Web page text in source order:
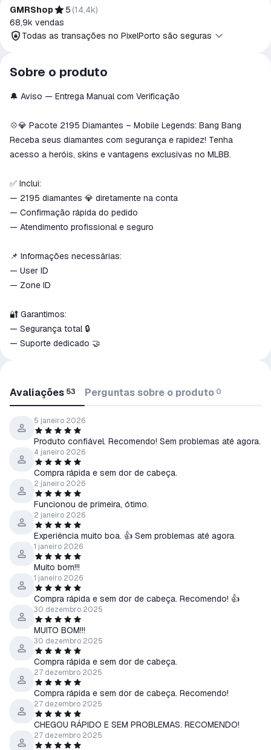
GMRShop 5 (14,4k)
68,9k vendas
Todas as transações no PixelPorto são seguras
Todas as transações no PixelPorto são
seguras
O dinheiro é reservado na conta PixelPorto
não for recebido ou não corresponder à
descrição.
Sobre o produto
🔔 Aviso — Entrega Manual com Verificação
💠💎 Pacote 2195 Diamantes – Mobile Legends: Bang Bang
Receba seus diamantes com segurança e rapidez! Tenha
acesso a heróis, skins e vantagens exclusivas no MLBB.
✅ Inclui:
— 2195 diamantes 💎 diretamente na conta
— Confirmação rápida do pedido
— Atendimento profissional e seguro
📌 Informações necessárias:
— User ID
— Zone ID
🔐 Garantimos:
— Segurança total 🔒
— Suporte dedicado 🤝
Avaliações 53 Perguntas sobre o produto 0
5 janeiro 2026
Produto confiável. Recomendo! Sem problemas até agora.
4 janeiro 2026
Compra rápida e sem dor de cabeça.
2 janeiro 2026
Funcionou de primeira, ótimo.
2 janeiro 2026
Experiência muito boa. 👍 Sem problemas até agora.
1 janeiro 2026
Muito bom!!!
1 janeiro 2026
Compra rápida e sem dor de cabeça. Recomendo! 👍
30 dezembro 2025
MUITO BOM!!!
30 dezembro 2025
Compra rápida e sem dor de cabeça.
27 dezembro 2025
Compra rápida e sem dor de cabeça. Recomendo!
27 dezembro 2025
CHEGOU RÁPIDO E SEM PROBLEMAS. RECOMENDO!
27 dezembro 2025